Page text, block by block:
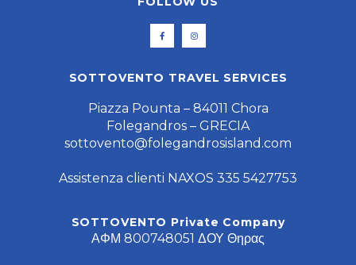
SOTTOVENTO TRAVEL SERVICES
Piazza Pounta – 84011 Chora
Folegandros – GRECIA
sottovento@folegandrosisland.com
Assistenza clienti NAXOS 335 5427753
SOTTOVENTO Private Company
ΑΦΜ 800748051 ΔΟΥ Θηρας